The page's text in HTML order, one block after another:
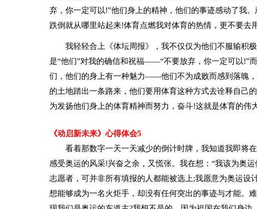
弃，你一定可以!”他们身上的精神，他们的事迹感动了我
跌倒就从哪里站起来!体育点燃我对体育的热情，更不要去
我轻轻合上《体坛周报》，我不仅仅为他们不服输积
是“他们”对我的确信和祝福——“不要放弃，你一定可以!”
们，他们的身上有一种魅力——他们不为成败而感到落魄
的土地踏出一条路来，他们要用体育这种方式去诠释自己
为发扬他们身上的体育精神而努力，奋斗!这就是体育的伟
《动启新未来》心得体会5
看着那数字一天一天减少的倒计时牌，我知道我即将
感受奥运的风采!兴奋之余，又慌张。我在想：“我该为奥
志愿者，可并非所有填报的人都能被选上;我愿意为奥运设
想能够成为一名火炬手，却没有任何突出的事迹与才能。